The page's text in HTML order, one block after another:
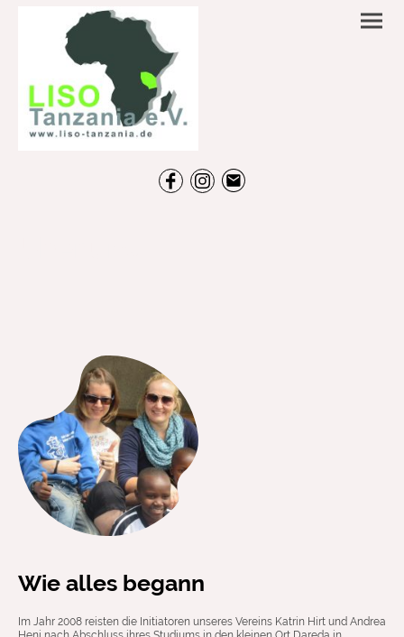
Wie alles begann
Im Jahr 2008 reisten die Initiatoren unseres Vereins Katrin Hirt und Andrea